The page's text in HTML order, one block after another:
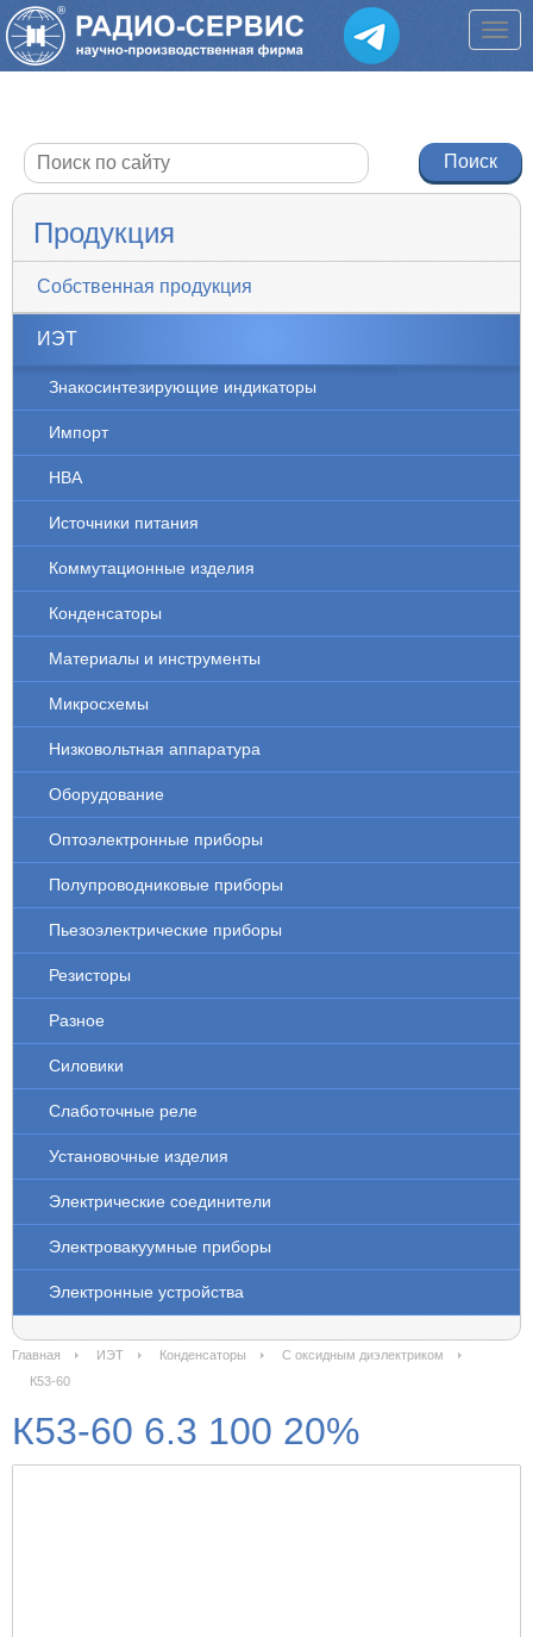
Продукция
Собственная продукция
ИЭТ
Знакосинтезирующие индикаторы
Импорт
НВА
Источники питания
Коммутационные изделия
Конденсаторы
Материалы и инструменты
Микросхемы
Низковольтная аппаратура
Оборудование
Оптоэлектронные приборы
Полупроводниковые приборы
Пьезоэлектрические приборы
Резисторы
Разное
Силовики
Слаботочные реле
Установочные изделия
Электрические соединители
Электровакуумные приборы
Электронные устройства
Главная ИЭТ Конденсаторы
С оксидным диэлектриком
К53-60
К53-60 6.3 100 20%